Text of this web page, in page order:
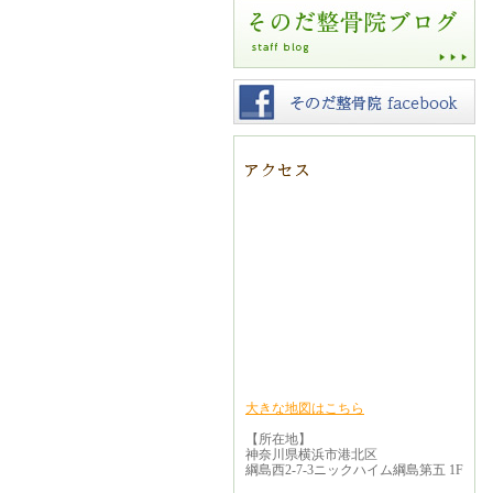
大きな地図はこちら
【所在地】
神奈川県横浜市港北区
綱島西2-7-3ニックハイム綱島第五 1F